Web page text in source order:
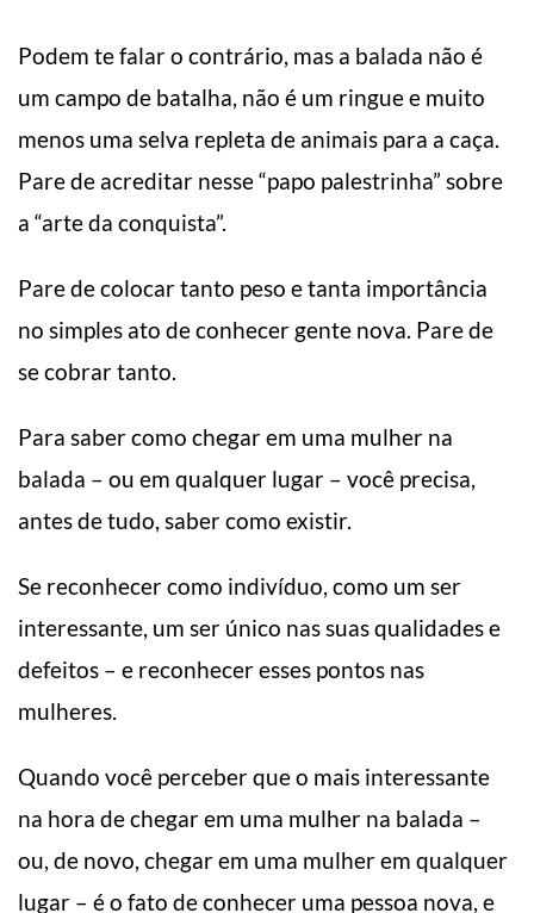
Podem te falar o contrário, mas a balada não é
um campo de batalha, não é um ringue e muito
menos uma selva repleta de animais para a caça.
Pare de acreditar nesse “papo palestrinha” sobre
a “arte da conquista”.
Pare de colocar tanto peso e tanta importância
no simples ato de conhecer gente nova. Pare de
se cobrar tanto.
Para saber como chegar em uma mulher na
balada – ou em qualquer lugar – você precisa,
antes de tudo, saber como existir.
Se reconhecer como indivíduo, como um ser
interessante, um ser único nas suas qualidades e
defeitos – e reconhecer esses pontos nas
mulheres.
Quando você perceber que o mais interessante
na hora de chegar em uma mulher na balada –
ou, de novo, chegar em uma mulher em qualquer
lugar – é o fato de conhecer uma pessoa nova, e